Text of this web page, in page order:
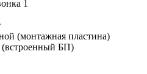
1
(монтажная пластина)
БП)